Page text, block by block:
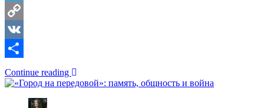
Telegram
Copy
Link
VK
Отправить
Continue reading